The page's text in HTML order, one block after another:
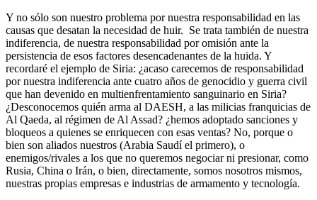
Y no sólo son nuestro problema por nuestra responsabilidad en las
causas que desatan la necesidad de huir. Se trata también de nuestra
indiferencia, de nuestra responsabilidad por omisión ante la
persistencia de esos factores desencadenantes de la huida. Y
recordaré el ejemplo de Siria: ¿acaso carecemos de responsabilidad
por nuestra indiferencia ante cuatro años de genocidio y guerra civil
que han devenido en multienfrentamiento sanguinario en Siria?
¿Desconocemos quién arma al DAESH, a las milicias franquicias de
Al Qaeda, al régimen de Al Assad? ¿hemos adoptado sanciones y
bloqueos a quienes se enriquecen con esas ventas? No, porque o
bien son aliados nuestros (Arabia Saudí el primero), o
enemigos/rivales a los que no queremos negociar ni presionar, como
Rusia, China o Irán, o bien, directamente, somos nosotros mismos,
nuestras propias empresas e industrias de armamento y tecnología.